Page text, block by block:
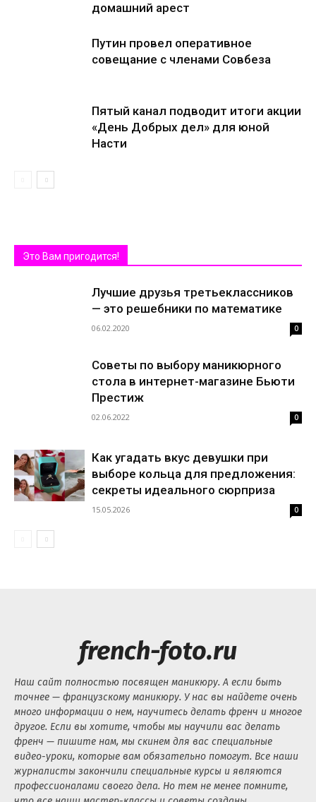
домашний арест
Путин провел оперативное
совещание с членами Совбеза
Пятый канал подводит итоги акции
«День Добрых дел» для юной
Насти
Это Вам пригодится!
Лучшие друзья третьеклассников
— это решебники по математике
06.02.2020 0
Советы по выбору маникюрного
стола в интернет-магазине Бьюти
Престиж
02.06.2022 0
Как угадать вкус девушки при
выборе кольца для предложения:
секреты идеального сюрприза
15.05.2026 0
french-foto.ru
Наш сайт полностью посвящен маникюру. А если быть
точнее — французскому маникюру. У нас вы найдете очень
много информации о нем, научитесь делать френч и многое
другое. Если вы хотите, чтобы мы научили вас делать
френч — пишите нам, мы скинем для вас специальные
видео-уроки, которые вам обязательно помогут. Все наши
журналисты закончили специальные курсы и являются
профессионалами своего дела. Но тем не менее помните,